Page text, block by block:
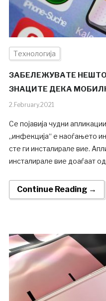
Технологија
ЗАБЕЛЕЖУВАТЕ
ЗНАЦИТЕ ДЕКА
2.February.2021
Се појавија чудни
„инфекција“ е наоѓањето
сте ги инсталирале вие.
инсталирале вие доаѓаат
Continue Reading →